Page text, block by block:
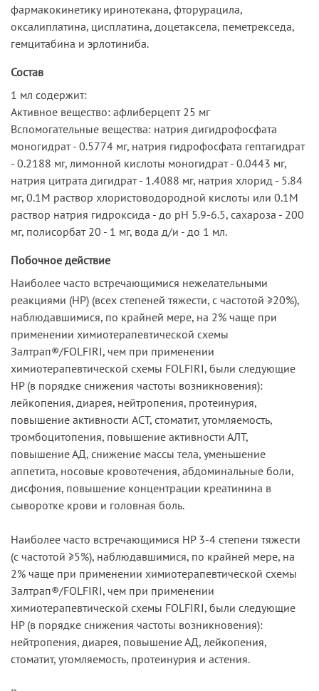
фармакокинетику иринотекана, фторурацила,
оксалиплатина, цисплатина, доцетаксела, пеметрекседа,
гемцитабина и эрлотиниба.
Состав
1 мл содержит:
Активное вещество: афлиберцепт 25 мг
Вспомогательные вещества: натрия дигидрофосфата
моногидрат - 0.5774 мг, натрия гидрофосфата гептагидрат
- 0.2188 мг, лимонной кислоты моногидрат - 0.0443 мг,
натрия цитрата дигидрат - 1.4088 мг, натрия хлорид - 5.84
мг, 0.1М раствор хлористоводородной кислоты или 0.1М
раствор натрия гидроксида - до pH 5.9-6.5, сахароза - 200
мг, полисорбат 20 - 1 мг, вода д/и - до 1 мл.
Побочное действие
Наиболее часто встречающимися нежелательными
реакциями (HP) (всех степеней тяжести, с частотой ≥20%),
наблюдавшимися, по крайней мере, на 2% чаще при
применении химиотерапевтической схемы
Залтрап®/FOLFIRI, чем при применении
химиотерапевтической схемы FOLFIRI, были следующие
HP (в порядке снижения частоты возникновения):
лейкопения, диарея, нейтропения, протеинурия,
повышение активности ACT, стоматит, утомляемость,
тромбоцитопения, повышение активности АЛТ,
повышение АД, снижение массы тела, уменьшение
аппетита, носовые кровотечения, абдоминальные боли,
дисфония, повышение концентрации креатинина в
сыворотке крови и головная боль.
Наиболее часто встречающимися HP 3-4 степени тяжести
(с частотой ≥5%), наблюдавшимися, по крайней мере, на
2% чаще при применении химиотерапевтической схемы
Зaлтpaп®/FOLFIRI, чем при применении
химиотерапевтической схемы FOLFIRI, были следующие
НР (в порядке снижения частоты возникновения):
нейтропения, диарея, повышение АД, лейкопения,
стоматит, утомляемость, протеинурия и астения.